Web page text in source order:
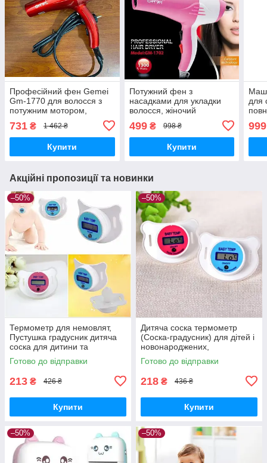
Професійний фен Gemei
Gm-1770 для волосся з
потужним мотором,
дорожній фен для будь-
якого типу волосся
731 ₴ 1 462 ₴
Купити
Потужний фен з
насадками для укладки
волосся, жіночий
об'єму, професійний фен
для домашнього
користування
499₴ 998 ₴
Купити
для
для
999
Акційні пропозиції та новинки
–50%
Термометр для немовлят,
Пустушка градусник дитяча
соска для дитини та
новонароджених
Готово до відправки
213 ₴ 426 ₴
Купити
–50%
Дитяча соска термометр
(Соска-градусник) для дітей і
новонароджених,
Термометри-соски
Готово до відправки
218 ₴ 436 ₴
Купити
–50% –50%